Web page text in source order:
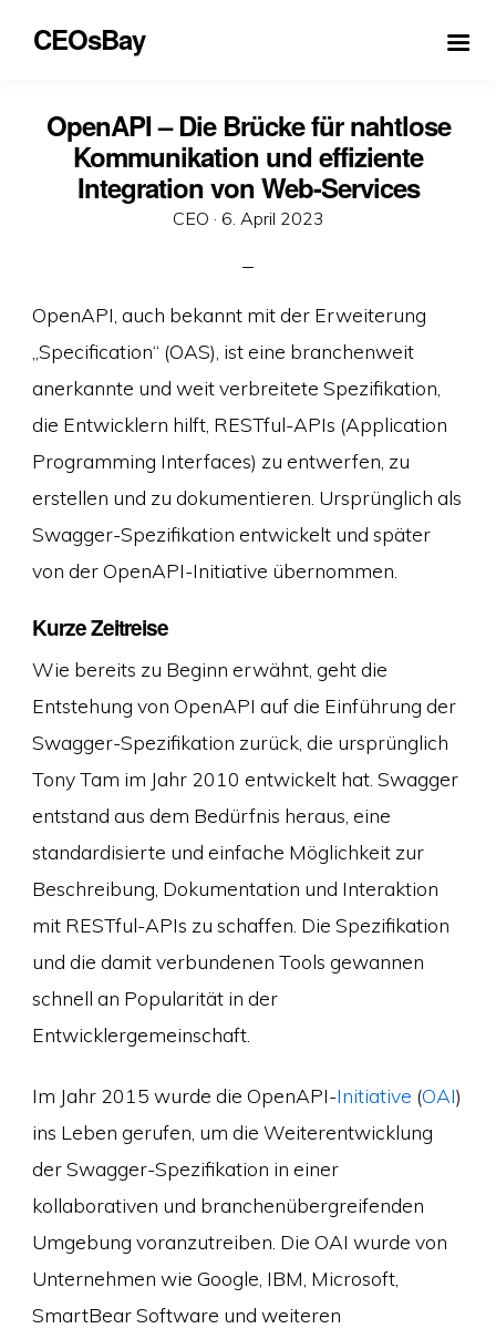
CEOsBay
OpenAPI – Die Brücke für nahtlose
Kommunikation und effiziente
Integration von Web-Services
CEO · Veröffentlicht
6. April 2023
OpenAPI, auch bekannt mit der Erweiterung
„Specification“ (OAS), ist eine branchenweit
anerkannte und weit verbreitete Spezifikation,
die Entwicklern hilft, RESTful-APIs (Application
Programming Interfaces) zu entwerfen, zu
erstellen und zu dokumentieren. Ursprünglich als
Swagger-Spezifikation entwickelt und später
von der OpenAPI-Initiative übernommen.
Kurze Zeitreise
Wie bereits zu Beginn erwähnt, geht die
Entstehung von OpenAPI auf die Einführung der
Swagger-Spezifikation zurück, die ursprünglich
Tony Tam im Jahr 2010 entwickelt hat. Swagger
entstand aus dem Bedürfnis heraus, eine
standardisierte und einfache Möglichkeit zur
Beschreibung, Dokumentation und Interaktion
mit RESTful-APIs zu schaffen. Die Spezifikation
und die damit verbundenen Tools gewannen
schnell an Popularität in der
Entwicklergemeinschaft.
Im Jahr 2015 wurde die OpenAPI-Initiative (OAI)
ins Leben gerufen, um die Weiterentwicklung
der Swagger-Spezifikation in einer
kollaborativen und branchenübergreifenden
Umgebung voranzutreiben. Die OAI wurde von
Unternehmen wie Google, IBM, Microsoft,
SmartBear Software und weiteren